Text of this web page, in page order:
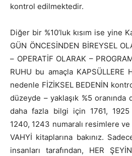
kontrol edilmektedir.
Diğer bir %10’luk kısım ise yine
GÜN ÖNCESİNDEN BİREYSEL
– OPERATİF OLARAK –
RUHU bu amaçla KAPSÜLLERE
nedenle FİZİKSEL BEDENİN
düzeyde – yaklaşık %5
daha fazla bilgi için 1761, 1925
1240, 1243 numaralı resimlere ve
VAHYİ kitaplarına bakınız.
insanları tarafından, HER